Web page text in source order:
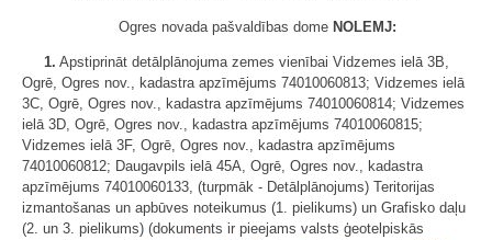
Ogres novada pašvaldības dome NOLEMJ:
1. Apstiprināt detālplānojuma zemes vienībai Vidzemes ielā 3B,
Ogrē, Ogres nov., kadastra apzīmējums 74010060813; Vidzemes ielā
3C, Ogrē, Ogres nov., kadastra apzīmējums 74010060814; Vidzemes
ielā 3D, Ogrē, Ogres nov., kadastra apzīmējums 74010060815;
Vidzemes ielā 3F, Ogrē, Ogres nov., kadastra apzīmējums
74010060812; Daugavpils ielā 45A, Ogrē, Ogres nov., kadastra
apzīmējums 74010060133, (turpmāk - Detālplānojums) Teritorijas
izmantošanas un apbūves noteikumus (1. pielikums) un Grafisko daļu
(2. un 3. pielikums) (dokuments ir pieejams valsts ģeotelpiskās